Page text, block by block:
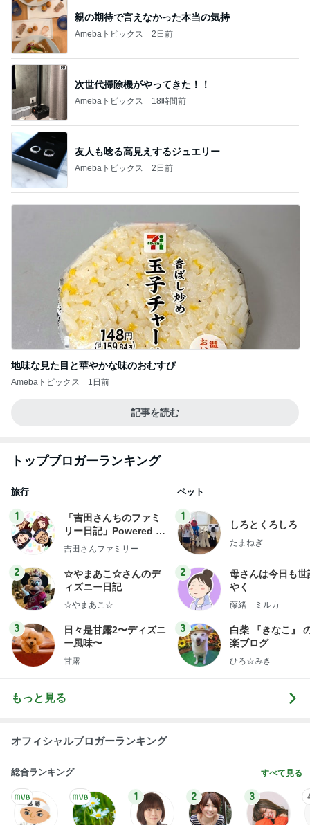
親の期待で言えなかった本当の気持
Amebaトピックス 2日前
次世代掃除機がやってきた！！
Amebaトピックス 18時間前
友人も唸る高見えするジュエリー
Amebaトピックス 2日前
地味な見た目と華やかな味のおむすび
Amebaトピックス 1日前
記事を読む
トップブロガーランキング
旅行
1
「吉田さんちのファミ
リー日記」Powered b
y Ameba 吉田さんファ
ログ
吉田さんファミリー
2
☆やまあこ☆さんのデ
ィズニー日記
☆やまあこ☆
3
日々是甘露2〜ディズニ
ー風味〜
甘露
ペット
1
しろとくろしろ
たまねぎ
2
母さんは今日も世
やく
藤緒 ミルカ
3
白柴 『きなこ』
楽ブログ
ひろ☆みき
もっと見る
オフィシャルブロガーランキング
総合ランキング すべて見る
1 2 3